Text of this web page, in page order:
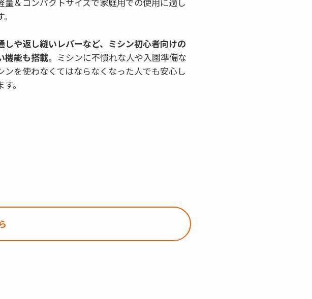
しや返し縫いレバーなど、ミシン初心者向けの
機能も搭載。 ミシンに不慣れな人や入園準備な
ンを使わなくてはならなくなった人でも安心し
。